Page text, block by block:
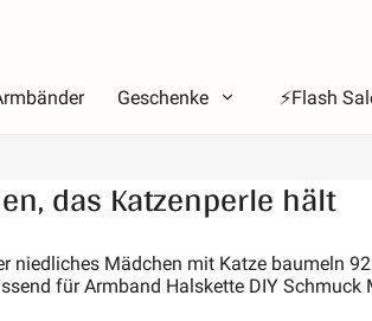
Geschenke ⚡️Flash
das Katzenperle hält
niedliches Mädchen mit Katze baumeln
für Armband Halskette DIY Schmuck